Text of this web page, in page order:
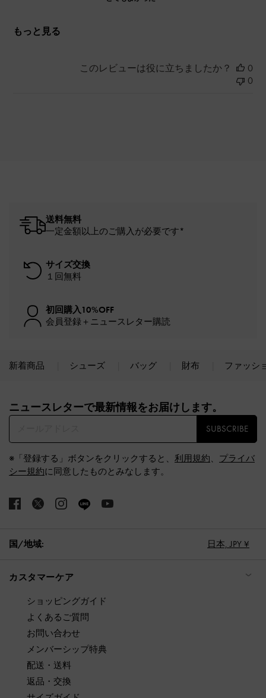
もっと見る
このレビューは役に立ちましたか？
0
0
送料無料
一定金額以上のご購入が必要です*
サイズ交換
１回無料
初回購入10%OFF
会員登録＋ニュースレター購読
新着商品 シューズ バッグ 財布 ファッシ
ニュースレターで最新情報をお届けします。​
SUBSCRIBE
※「登録する」ボタンをクリックすると、 利用規約、 プライバ
シー規約に同意したものとみなします。
国/地域: 日本, JPY ¥
カスタマーケア
ショッピングガイド
よくあるご質問
お問い合わせ
メンバーシップ特典
配送・送料
返品・交換